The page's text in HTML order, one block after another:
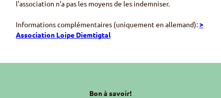
l'association n'a pas les moyens de les indemniser.
Informations complémentaires (uniquement en allemand):>
Association Loipe Diemtigtal
Bon à savoir!